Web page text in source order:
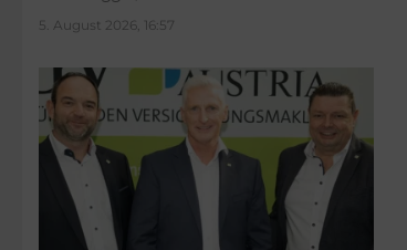
5. August 2026, 16:57